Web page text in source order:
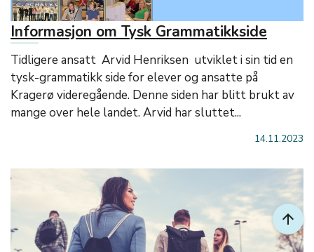
Informasjon om Tysk Grammatikkside
Tidligere ansatt Arvid Henriksen utviklet i sin tid en
tysk-grammatikk side for elever og ansatte på
Kragerø videregående. Denne siden har blitt brukt av
mange over hele landet. Arvid har sluttet...
14.11.2023
arrow_upward